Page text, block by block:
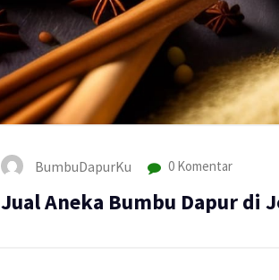
BumbuDapurKu 0 Komentar
Jual Aneka Bumbu Dapur di